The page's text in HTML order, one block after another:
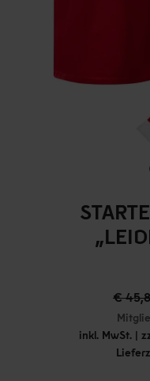
€
inkl. MwSt. |